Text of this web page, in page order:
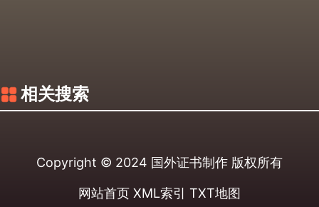
相关搜索
Copyright © 2024 国外证书制作 版权所有
网站首页 XML索引 TXT地图